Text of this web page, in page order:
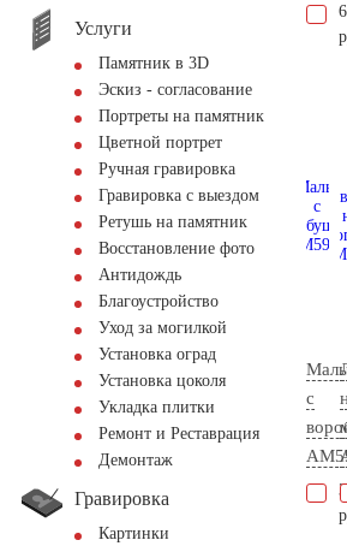
Услуги
Памятник в 3D
Эскиз - согласование
Портреты на памятник
Цветной портрет
Ручная гравировка
Гравировка с выездом
Ретушь на памятник
Восстановление фото
Антидождь
Благоустройство
Уход за могилкой
Установка оград
Установка цоколя
Укладка плитки
Ремонт и Реставрация
Демонтаж
Гравировка
Картинки
с